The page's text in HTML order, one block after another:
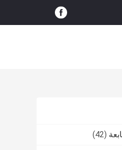
(42)